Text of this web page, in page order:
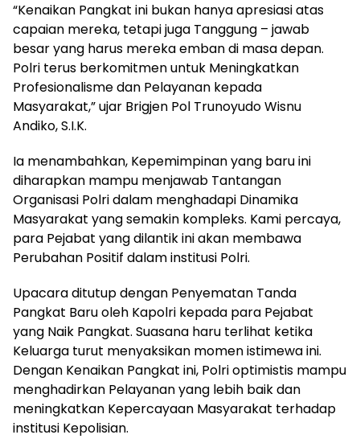
“Kenaikan Pangkat ini bukan hanya apresiasi atas
capaian mereka, tetapi juga Tanggung – jawab
besar yang harus mereka emban di masa depan.
Polri terus berkomitmen untuk Meningkatkan
Profesionalisme dan Pelayanan kepada
Masyarakat,” ujar Brigjen Pol Trunoyudo Wisnu
Andiko, S.I.K.
Ia menambahkan, Kepemimpinan yang baru ini
diharapkan mampu menjawab Tantangan
Organisasi Polri dalam menghadapi Dinamika
Masyarakat yang semakin kompleks. Kami percaya,
para Pejabat yang dilantik ini akan membawa
Perubahan Positif dalam institusi Polri.
Upacara ditutup dengan Penyematan Tanda
Pangkat Baru oleh Kapolri kepada para Pejabat
yang Naik Pangkat. Suasana haru terlihat ketika
Keluarga turut menyaksikan momen istimewa ini.
Dengan Kenaikan Pangkat ini, Polri optimistis mampu
menghadirkan Pelayanan yang lebih baik dan
meningkatkan Kepercayaan Masyarakat terhadap
institusi Kepolisian.